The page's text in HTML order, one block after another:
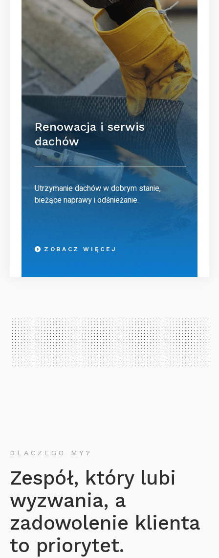
Renowacja i serwis
dachów
Utrzymanie dachów w dobrym stanie,
bieżące naprawy i odśnieżanie.
ZOBACZ WIĘCEJ
DLACZEGO MY?
Zespół, który lubi
wyzwania, a
zadowolenie klienta
to priorytet.